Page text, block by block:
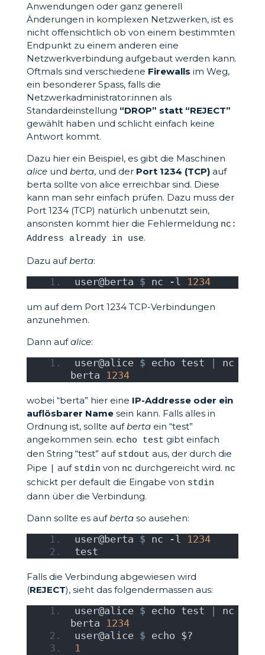
Anwendungen oder ganz generell
Änderungen in komplexen Netzwerken, ist es
nicht offensichtlich ob von einem bestimmten
Endpunkt zu einem anderen eine
Netzwerkverbindung aufgebaut werden kann.
Oftmals sind verschiedene Firewalls im Weg,
ein besonderer Spass, falls die
Netzwerkadministrator:innen als
Standardeinstellung “DROP” statt “REJECT”
gewählt haben und schlicht einfach keine
Antwort kommt.
Dazu hier ein Beispiel, es gibt die Maschinen
aliceund berta, und derPort 1234 (TCP)auf
berta sollte von alice erreichbar sind. Diese
kann man sehr einfach prüfen. Dazu muss der
Port 1234 (TCP) natürlich unbenutzt sein,
ansonsten kommt hier die Fehlermeldung nc:
Address already in use.
Dazu aufberta:
user@berta $ nc -l 1234
um auf dem Port 1234 TCP-Verbindungen
anzunehmen.
Dann aufalice:
user@alice $ echo test
nc
berta
1234
wobei “berta” hier eine IP-Addresse oder ein
auflösbarer Namesein kann. Falls alles in
Ordnung ist, sollte aufbertaein “test”
angekommen sein. echo test gibt einfach
den String “test” auf stdout aus, der durch die
Pipe
auf stdin von nc durchgereicht wird. nc
schickt per default die Eingabe von stdin
dann über die Verbindung.
Dann sollte es aufbertaso ausehen:
user@berta $ nc -l
1234
test
Falls die Verbindung abgewiesen wird
(REJECT), sieht das folgendermassen aus:
user@alice $ echo test
nc
berta
1234
user@alice $ echo $?
1